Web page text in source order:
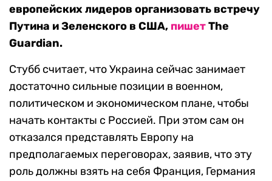
европейских лидеров организовать встречу
Путина и Зеленского в США, пишетThe
Guardian.
Стубб считает, что Украина сейчас занимает
достаточно сильные позиции в военном,
политическом и экономическом плане, чтобы
начать контакты с Россией. При этом сам он
отказался представлять Европу на
предполагаемых переговорах, заявив, что эту
роль должны взять на себя Франция, Германия